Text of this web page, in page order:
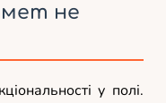
не
у полі.